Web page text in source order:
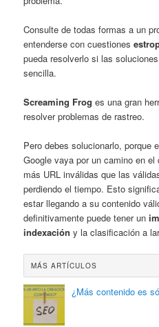
Consulte de todas formas a un
entenderse con cuestiones
pueda resolverlo si las
sencilla.
Screaming Frog es una gran
resolver problemas de rastreo.
Pero debes solucionarlo, porque
Google vaya por un camino en
más URL inválidas que las
perdiendo el tiempo. Esto
estar llegando a su contenido
definitivamente puede tener un
indexación y la clasificación a
MÁS ARTÍCULOS
¿Más contenido es